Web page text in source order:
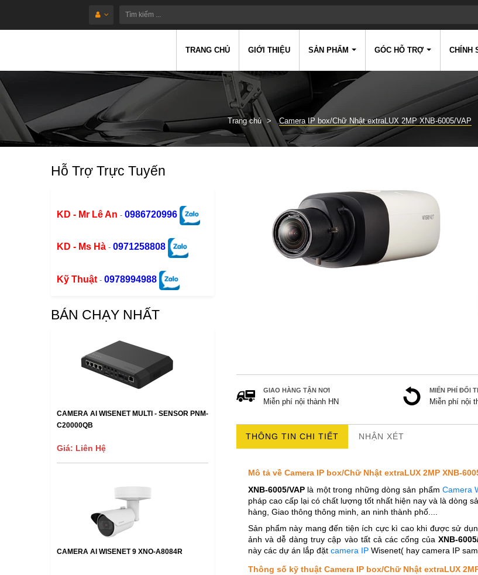
TRANG CHỦ GIỚI THIỆU SẢN PHẨM GÓC HỖ TRỢ CHÍNH
Trang chủ Camera IP box/Chữ Nhật extraLUX 2MP XNB-6005/VAP
Hỗ Trợ Trực Tuyến
KD - Mr Lê An - 0986720996
KD - Ms Hà - 0971258808
Kỹ Thuật - 0978994988
BÁN CHẠY NHẤT
CAMERA AI WISENET MULTI - SENSOR PNM-
C20000QB
Giá: Liên Hệ
CAMERA AI WISENET 9 XNO-A8084R
GIAO HÀNG TẬN NƠI
Miễn phí nội thành HN
MIẾN PHÍ ĐỔI
Miễn phí nội
THÔNG TIN CHI TIẾT NHẬN XÉT
Mô tả về Camera IP box/Chữ Nhật extraLUX 2MP XNB-
XNB-6005/VAP là một trong những dòng sản phẩmCamera
pháp cao cấp lại có chất lượng tốt nhất hiện nay và là dòng
hàng, Giao thông thông minh, an ninh thành phố....
Sản phẩm này mang đến tiện ích cực kì cao khi được sử
ảnh và dễ dàng truy cập vào tất cả các cổng của XNB-
này các dự án lắp đặt camera IP Wisenet( hay camera IP
Thông số kỹ thuật Camera IP box/Chữ Nhật extraLUX